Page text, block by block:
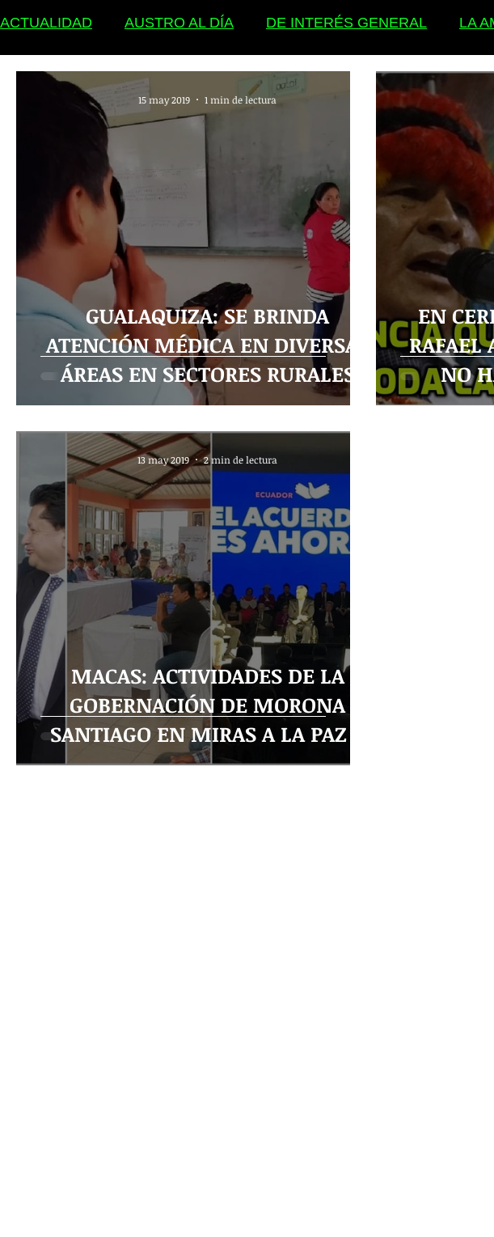
ACTUALIDAD AUSTRO AL DÍA DE INTERÉS GENERAL LA
GUALAQUIZA: SE BRINDA
ATENCIÓN MÉDICA EN DIVERSAS
ÁREAS EN SECTORES RURALES
15 may 2019 1 min de lectura
EN
RAFAEL
NO
MACAS: ACTIVIDADES DE LA
GOBERNACIÓN DE MORONA
SANTIAGO EN MIRAS A LA PAZ Y
PROSPERIDAD
13 may 2019 2 min de lectura